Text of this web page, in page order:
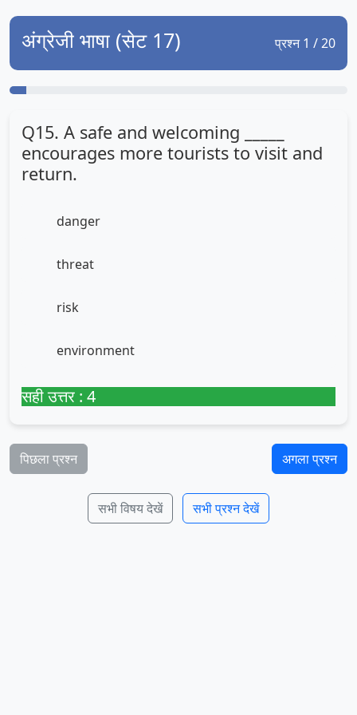
अंग्रेजी भाषा (सेट 17) प्रश्न 1 / 20
Q15. A safe and welcoming _____
encourages more tourists to visit and
return.
danger
threat
risk
environment
सही उत्तर : 4
पिछला प्रश्न अगला प्रश्न
सभी विषय देखें सभी प्रश्न देखें